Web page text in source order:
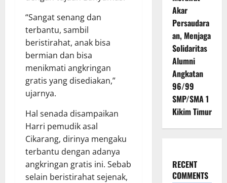
“Sangat senang dan
terbantu, sambil
beristirahat, anak bisa
bermian dan bisa
menikmati angkringan
gratis yang disediakan,”
ujarnya.
Hal senada disampaikan
Harri pemudik asal
Cikarang, dirinya mengaku
terbantu dengan adanya
angkringan gratis ini. Sebab
selain beristirahat sejenak,
Akar
Persaudara
an, Menjaga
Solidaritas
Alumni
Angkatan
96/99
SMP/SMA 1
Kikim Timur
RECENT
COMMENTS